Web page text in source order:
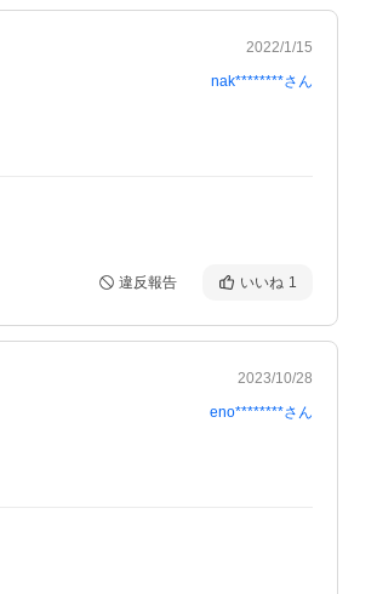
2022/1/15
nak********さん
違反報告 いいね 1
2023/10/28
eno********さん